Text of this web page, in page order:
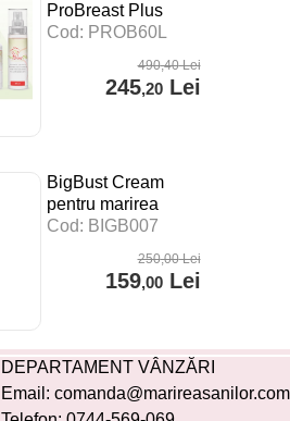
ProBreast Plus
pentru marirea
Cod: PROB60L
490,40Lei
245,20Lei
BigBust Cream
pentru marirea
sanilor
Cod: BIGB007
250,00Lei
159,00Lei
DEPARTAMENT VÂNZĂRI
Email: comanda@marireasanilor.com